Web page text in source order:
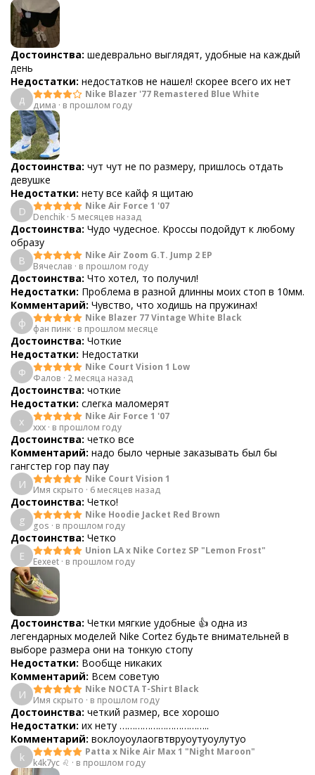
Достоинства: шедеврально выглядят, удобные на каждый
день
Недостатки: недостатков не нашел! скорее всего их нет
д
Nike Blazer '77 Remastered Blue White
дима · в прошлом году
Достоинства: чут чут не по размеру, пришлось отдать
девушке
Недостатки: нету все кайф я щитаю
D
Nike Air Force 1 '07
Denchik · 5 месяцев назад
Достоинства: Чудо чудесное. Кроссы подойдут к любому
образу
В
Nike Air Zoom G.T. Jump 2 EP
Вячеслав · в прошлом году
Достоинства: Что хотел, то получил!
Недостатки: Проблема в разной длинны моих стоп в 10мм.
Комментарий: Чувство, что ходишь на пружинах!
ф
Nike Blazer 77 Vintage White Black
фан пинк · в прошлом месяце
Достоинства: Чоткие
Недостатки: Недостатки
Ф
Nike Court Vision 1 Low
Фалов · 2 месяца назад
Достоинства: чоткие
Недостатки: слегка маломерят
x
Nike Air Force 1 '07
xxx · в прошлом году
Достоинства: четко все
Комментарий: надо было черные заказывать был бы
гангстер гор пау пау
И
Nike Court Vision 1
Имя скрыто · 6 месяцев назад
Достоинства: Четко!
g
Nike Hoodie Jacket Red Brown
gos · в прошлом году
Достоинства: Четко
E
Union LA x Nike Cortez SP "Lemon Frost"
Eexeet · в прошлом году
Достоинства: Четки мягкие удобные 👍 одна из
легендарных моделей Nike Cortez будьте внимательней в
выборе размера они на тонкую стопу
Недостатки: Вообще никаких
Комментарий: Всем советую
И
Nike NOCTA T-Shirt Black
Имя скрыто · в прошлом году
Достоинства: четкий размер, все хорошо
Недостатки: их нету ……………………………..
Комментарий: воклоуоулаогвтвруоутуоулутуо
k
Patta x Nike Air Max 1 "Night Maroon"
k4k7yc ♌ · в прошлом году